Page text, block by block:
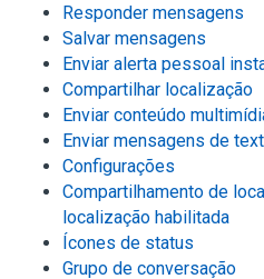
Responder mensagens
Salvar mensagens
Enviar alerta pessoal
Compartilhar localização
Enviar conteúdo
Enviar mensagens de
Configurações
Compartilhamento de
localização habilitada
Ícones de status
Grupo de conversação